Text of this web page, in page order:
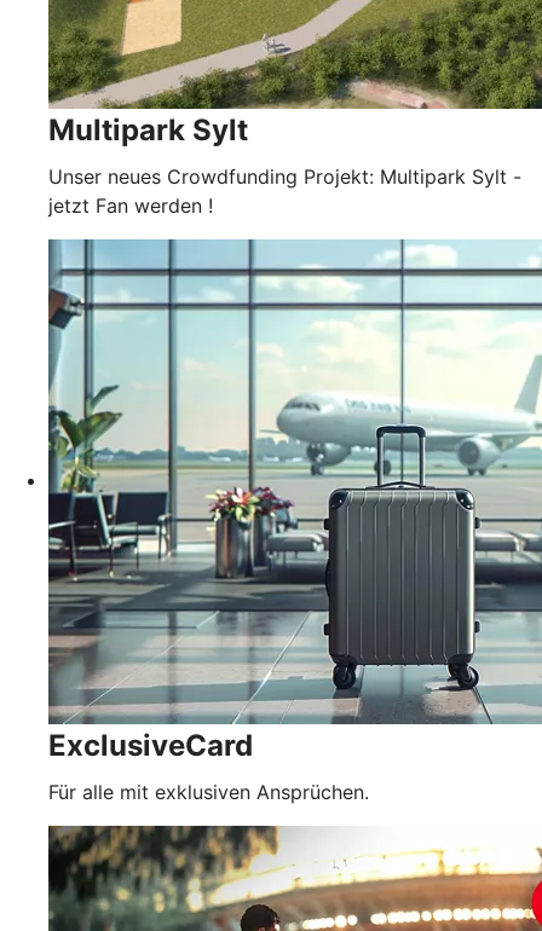
Multipark Sylt
Unser neues Crowdfunding Projekt: Multipark Sylt -
jetzt Fan werden !
ExclusiveCard
Für alle mit exklusiven Ansprüchen.